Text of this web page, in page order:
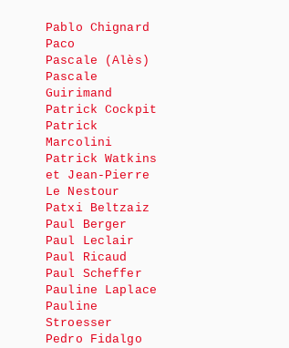
Pablo Chignard
Paco
Pascale (Alès)
Pascale
Guirimand
Patrick Cockpit
Patrick
Marcolini
Patrick Watkins
et Jean-Pierre
Le Nestour
Patxi Beltzaiz
Paul Berger
Paul Leclair
Paul Ricaud
Paul Scheffer
Pauline Laplace
Pauline
Stroesser
Pedro Fidalgo